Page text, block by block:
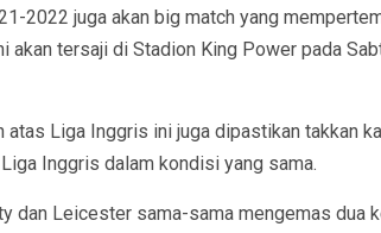
2022 juga akan big match yang
akan tersaji di Stadion King Power pada
atas Liga Inggris ini juga dipastikan takkan
Inggris dalam kondisi yang sama.
dan Leicester sama-sama mengemas dua